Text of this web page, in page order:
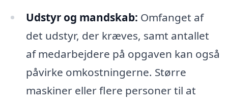
Udstyr og mandskab: Omfanget af
det udstyr, der kræves, samt antallet
af medarbejdere på opgaven kan også
påvirke omkostningerne. Større
maskiner eller flere personer til at